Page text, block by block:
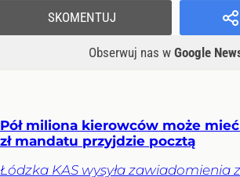
Obserwuj nas w Google
SKOMENTUJ
Pół miliona kierowców może
zł mandatu przyjdzie pocztą
Łódzka KAS wysyła zawiadomienia